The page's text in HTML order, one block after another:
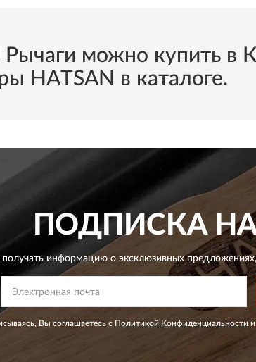
Рычаги можно купить в
HATSAN в каталоге.
ПОДПИСКА
информацию о эксклюзивных предложениях,
Вы соглашаетесь с Политикой Конфиденциальности и